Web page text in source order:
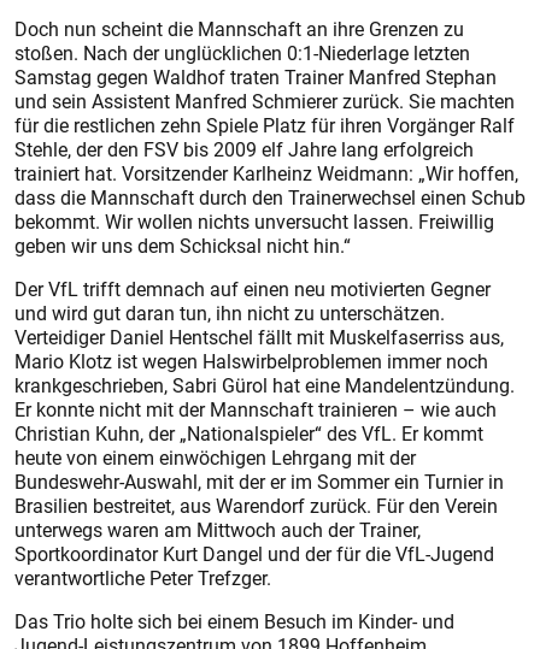
Doch nun scheint die Mannschaft an ihre Grenzen zu
stoßen. Nach der unglücklichen 0:1-Niederlage letzten
Samstag gegen Waldhof traten Trainer Manfred Stephan
und sein Assistent Manfred Schmierer zurück. Sie machten
für die restlichen zehn Spiele Platz für ihren Vorgänger Ralf
Stehle, der den FSV bis 2009 elf Jahre lang erfolgreich
trainiert hat. Vorsitzender Karlheinz Weidmann: „Wir hoffen,
dass die Mannschaft durch den Trainerwechsel einen Schub
bekommt. Wir wollen nichts unversucht lassen. Freiwillig
geben wir uns dem Schicksal nicht hin.“
Der VfL trifft demnach auf einen neu motivierten Gegner
und wird gut daran tun, ihn nicht zu unterschätzen.
Verteidiger Daniel Hentschel fällt mit Muskelfaserriss aus,
Mario Klotz ist wegen Halswirbelproblemen immer noch
krankgeschrieben, Sabri Gürol hat eine Mandelentzündung.
Er konnte nicht mit der Mannschaft trainieren – wie auch
Christian Kuhn, der „Nationalspieler“ des VfL. Er kommt
heute von einem einwöchigen Lehrgang mit der
Bundeswehr-Auswahl, mit der er im Sommer ein Turnier in
Brasilien bestreitet, aus Warendorf zurück. Für den Verein
unterwegs waren am Mittwoch auch der Trainer,
Sportkoordinator Kurt Dangel und der für die VfL-Jugend
verantwortliche Peter Trefzger.
Das Trio holte sich bei einem Besuch im Kinder- und